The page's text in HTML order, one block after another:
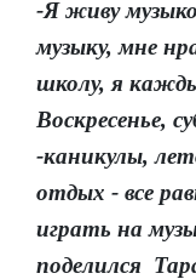
-Я живу
музыку, мне
школу, я
Воскресенье,
-каникулы,
отдых - все
играть на
поделился